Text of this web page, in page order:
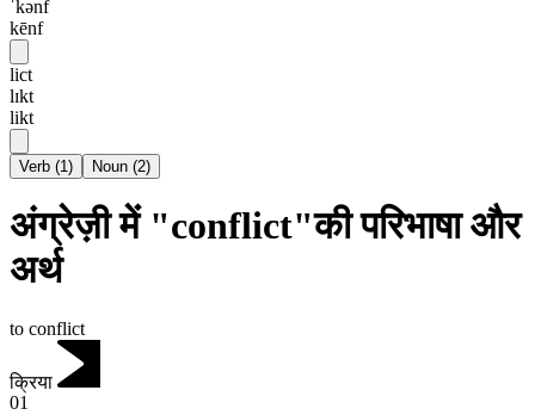
ˈkənf
kēnf
lict
lɪkt
likt
Verb (1) Noun (2)
अंग्रेज़ी में "conflict"की परिभाषा और
अर्थ
to conflict
क्रिया
01